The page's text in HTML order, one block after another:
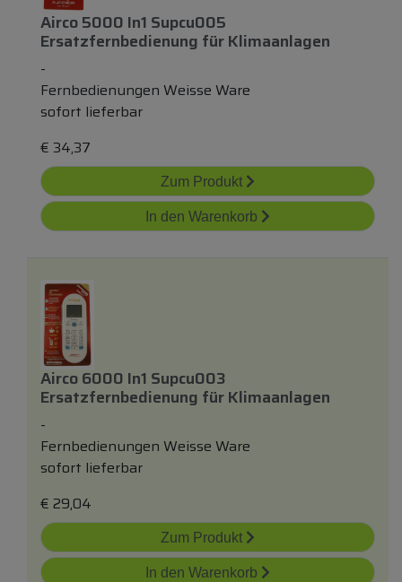
Airco 5000 In1 Supcu005
Ersatzfernbedienung fürKlimaanlagen
-
Fernbedienungen Weisse Ware
sofort lieferbar
€ 34,37
Zum Produkt
In den Warenkorb
Airco 6000 In1 Supcu003
Ersatzfernbedienung fürKlimaanlagen
-
Fernbedienungen Weisse Ware
sofort lieferbar
€ 29,04
Zum Produkt
In den Warenkorb